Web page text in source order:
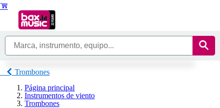
Trombones
Página principal
Instrumentos de viento
Trombones